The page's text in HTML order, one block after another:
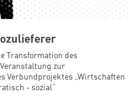
Transformation des
zur
Verbundprojektes „Wirtschaften
- sozial“